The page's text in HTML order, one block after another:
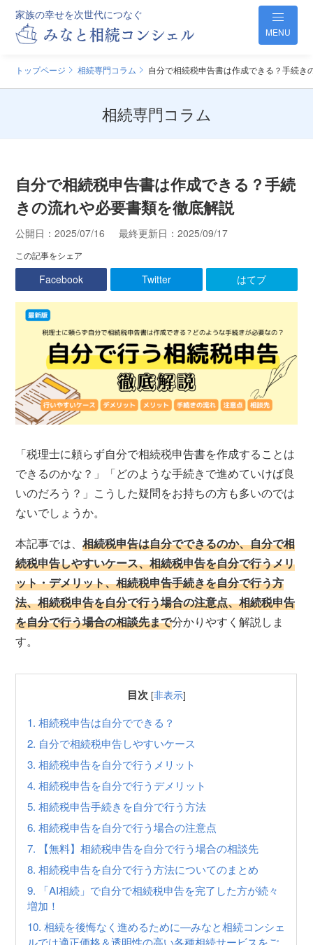
家族の幸せを次世代につなぐ
MENU
トップページ 相続専門コラム 自分で相続税申告書は作成できる？手続き
相続専門コラム
自分で相続税申告書は作成できる？手続
きの流れや必要書類を徹底解説
公開日：2025/07/16 最終更新日：2025/09/17
この記事をシェア
Facebook Twitter はてブ
「税理士に頼らず自分で相続税申告書を作成することは
できるのかな？」「どのような手続きで進めていけば良
いのだろう？」こうした疑問をお持ちの方も多いのでは
ないでしょうか。
本記事では、相続税申告は自分でできるのか、自分で相
続税申告しやすいケース、相続税申告を自分で行うメリ
ット・デメリット、相続税申告手続きを自分で行う方
法、相続税申告を自分で行う場合の注意点、相続税申告
を自分で行う場合の相談先まで分かりやすく解説しま
す。
目次 [非表示]
1. 相続税申告は自分でできる？
2. 自分で相続税申告しやすいケース
3. 相続税申告を自分で行うメリット
4. 相続税申告を自分で行うデメリット
5. 相続税申告手続きを自分で行う方法
6. 相続税申告を自分で行う場合の注意点
7. 【無料】相続税申告を自分で行う場合の相談先
8. 相続税申告を自分で行う方法についてのまとめ
9. 「AI相続」で自分で相続税申告を完了した方が続々
増加！
10. 相続を後悔なく進めるために—みなと相続コンシェ